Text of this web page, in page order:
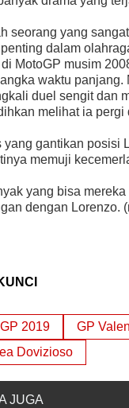
seorang yang
dalam
MotoGP musim
waktu panjang.
duel sengit dan
melihat ia
yang gantikan posisi
memuji
yang bisa
dengan Lorenzo.
2019 GP
Dovizioso
JUGA